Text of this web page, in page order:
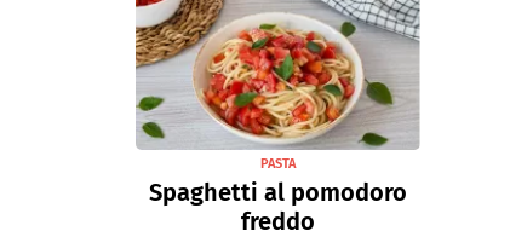
PASTA
Spaghetti al pomodoro
freddo